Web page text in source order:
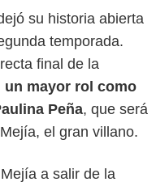
su historia abierta
temporada.
final de la
un mayor rol como
Peña, que será
el gran villano.
a salir de la